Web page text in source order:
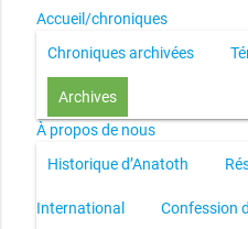
Accueil/chroniques
Chroniques archivées
Archives
À propos de nous
Historique d’Anatoth
International Confession